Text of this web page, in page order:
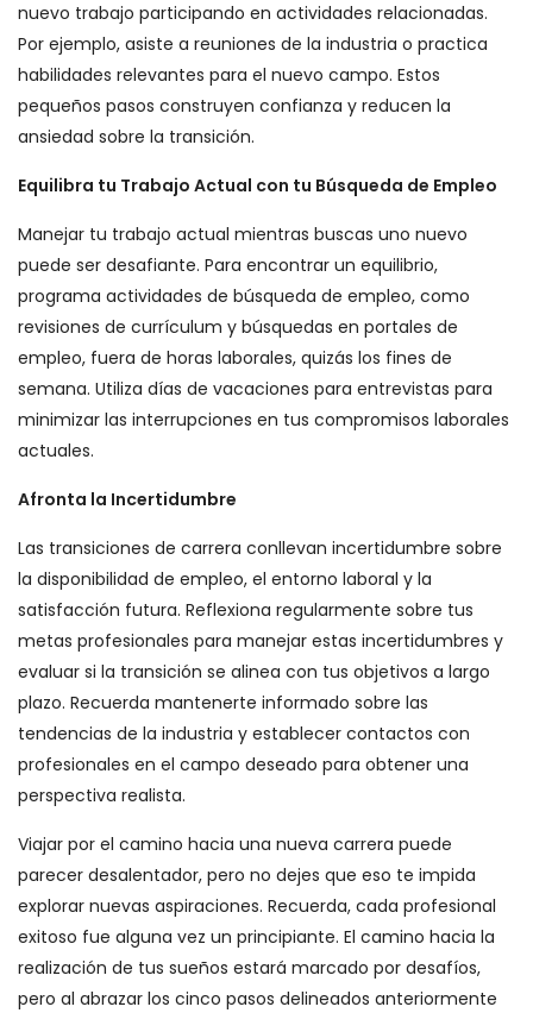
nuevo trabajo participando en actividades relacionadas.
Por ejemplo, asiste a reuniones de la industria o practica
habilidades relevantes para el nuevo campo. Estos
pequeños pasos construyen confianza y reducen la
ansiedad sobre la transición.
Equilibra tu Trabajo Actual con tu Búsqueda de Empleo
Manejar tu trabajo actual mientras buscas uno nuevo
puede ser desafiante. Para encontrar un equilibrio,
programa actividades de búsqueda de empleo, como
revisiones de currículum y búsquedas en portales de
empleo, fuera de horas laborales, quizás los fines de
semana. Utiliza días de vacaciones para entrevistas para
minimizar las interrupciones en tus compromisos laborales
actuales.
Afronta la Incertidumbre
Las transiciones de carrera conllevan incertidumbre sobre
la disponibilidad de empleo, el entorno laboral y la
satisfacción futura. Reflexiona regularmente sobre tus
metas profesionales para manejar estas incertidumbres y
evaluar si la transición se alinea con tus objetivos a largo
plazo. Recuerda mantenerte informado sobre las
tendencias de la industria y establecer contactos con
profesionales en el campo deseado para obtener una
perspectiva realista.
Viajar por el camino hacia una nueva carrera puede
parecer desalentador, pero no dejes que eso te impida
explorar nuevas aspiraciones. Recuerda, cada profesional
exitoso fue alguna vez un principiante. El camino hacia la
realización de tus sueños estará marcado por desafíos,
pero al abrazar los cinco pasos delineados anteriormente